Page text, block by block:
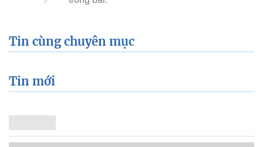
Tin cùng chuyên mục
Tin mới